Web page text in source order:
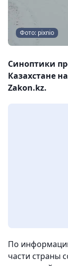
Фото: pixnio
Синоптики
Казахстане
Zakon.kz.
По
части страны